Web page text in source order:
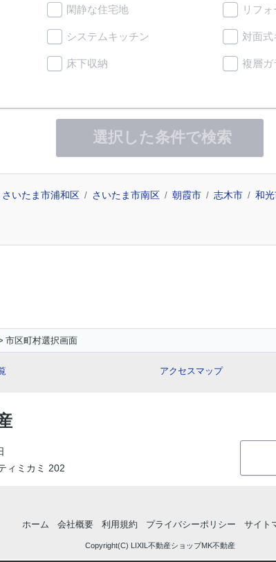
閑静な住宅地 リフォ
システムキッチン 対面式
床下収納 複層ガ
選択した条件で検索
さいたま市浦和区 さいたま市南区 朝霞市 志木市 和
市区町村選択画面
アクセスマップ
ィミカミ 202
ホーム 会社概要 利用規約 プライバシーポリシー サイト
Copyright(C) LIXIL不動産ショップMK不動産